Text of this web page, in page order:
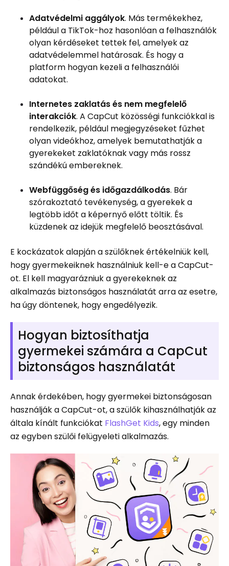
Adatvédelmi aggályok. Más termékekhez,
például a TikTok-hoz hasonlóan a felhasználók
olyan kérdéseket tettek fel, amelyek az
adatvédelemmel határosak. És hogy a
platform hogyan kezeli a felhasználói
adatokat.
Internetes zaklatás és nem megfelelő
interakciók. A CapCut közösségi funkciókkal is
rendelkezik, például megjegyzéseket fűzhet
olyan videókhoz, amelyek bemutathatják a
gyerekeket zaklatóknak vagy más rossz
szándékú embereknek.
Webfüggőség és időgazdálkodás. Bár
szórakoztató tevékenység, a gyerekek a
legtöbb időt a képernyő előtt töltik. És
küzdenek az idejük megfelelő beosztásával.
E kockázatok alapján a szülőknek értékelniük kell,
hogy gyermekeiknek használniuk kell-e a CapCut-
ot. El kell magyarázniuk a gyerekeknek az
alkalmazás biztonságos használatát arra az esetre,
ha úgy döntenek, hogy engedélyezik.
Hogyan biztosíthatja
gyermekei számára a CapCut
biztonságos használatát
Annak érdekében, hogy gyermekei biztonságosan
használják a CapCut-ot, a szülők kihasználhatják az
általa kínált funkciókat FlashGet Kids, egy minden
az egyben szülői felügyeleti alkalmazás.